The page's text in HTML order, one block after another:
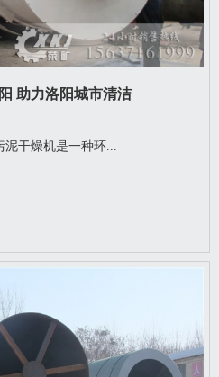
助力洛阳城市清洁
泥干燥机是一种环...